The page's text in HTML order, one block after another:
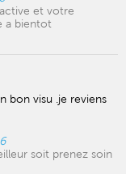
et votre
a bientot
bon visu .je reviens
soit prenez soin